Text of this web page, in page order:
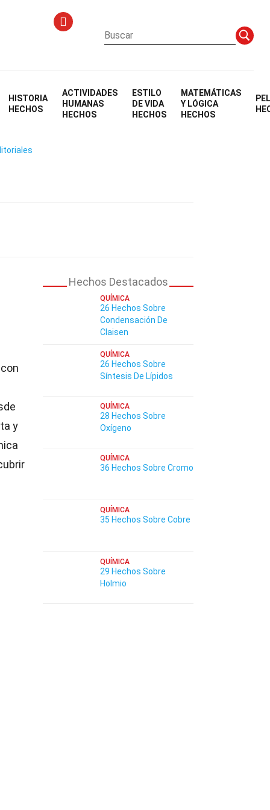
HISTORIA
HECHOS
ACTIVIDADES
HUMANAS
HECHOS
ESTILO
DE VIDA
HECHOS
MATEMÁTICAS
Y LÓGICA
HECHOS
y
Hechos Destacados
QUÍMICA
26 Hechos Sobre
Condensación De
Claisen
QUÍMICA
26 Hechos Sobre
Síntesis De Lípidos
QUÍMICA
28 Hechos Sobre
Oxígeno
QUÍMICA
36 Hechos Sobre Cromo
QUÍMICA
35 Hechos Sobre Cobre
QUÍMICA
29 Hechos Sobre
Holmio